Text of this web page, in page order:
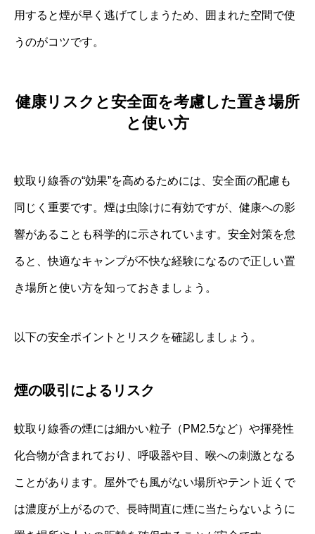
用すると煙が早く逃げてしまうため、囲まれた空間で使
うのがコツです。
健康リスクと安全面を考慮した置き場所
と使い方
蚊取り線香の“効果”を高めるためには、安全面の配慮も
同じく重要です。煙は虫除けに有効ですが、健康への影
響があることも科学的に示されています。安全対策を怠
ると、快適なキャンプが不快な経験になるので正しい置
き場所と使い方を知っておきましょう。
以下の安全ポイントとリスクを確認しましょう。
煙の吸引によるリスク
蚊取り線香の煙には細かい粒子（PM2.5など）や揮発性
化合物が含まれており、呼吸器や目、喉への刺激となる
ことがあります。屋外でも風がない場所やテント近くで
は濃度が上がるので、長時間直に煙に当たらないように